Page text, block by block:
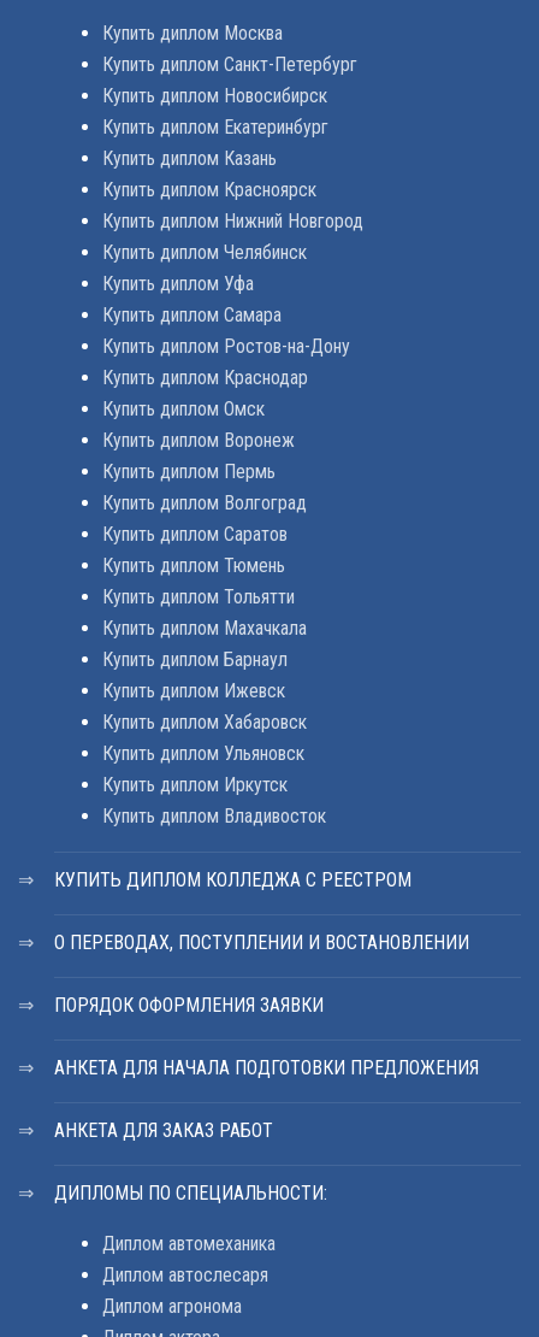
Купить диплом Москва
Купить диплом Санкт-Петербург
Купить диплом Новосибирск
Купить диплом Екатеринбург
Купить диплом Казань
Купить диплом Красноярск
Купить диплом Нижний Новгород
Купить диплом Челябинск
Купить диплом Уфа
Купить диплом Самара
Купить диплом Ростов-на-Дону
Купить диплом Краснодар
Купить диплом Омск
Купить диплом Воронеж
Купить диплом Пермь
Купить диплом Волгоград
Купить диплом Саратов
Купить диплом Тюмень
Купить диплом Тольятти
Купить диплом Махачкала
Купить диплом Барнаул
Купить диплом Ижевск
Купить диплом Хабаровск
Купить диплом Ульяновск
Купить диплом Иркутск
Купить диплом Владивосток
КУПИТЬ ДИПЛОМ КОЛЛЕДЖА С РЕЕСТРОМ
О ПЕРЕВОДАХ, ПОСТУПЛЕНИИ И ВОСТАНОВЛЕНИИ
ПОРЯДОК ОФОРМЛЕНИЯ ЗАЯВКИ
АНКЕТА ДЛЯ НАЧАЛА ПОДГОТОВКИ ПРЕДЛОЖЕНИЯ
АНКЕТА ДЛЯ ЗАКАЗ РАБОТ
ДИПЛОМЫ ПО СПЕЦИАЛЬНОСТИ:
Диплом автомеханика
Диплом автослесаря
Диплом агронома